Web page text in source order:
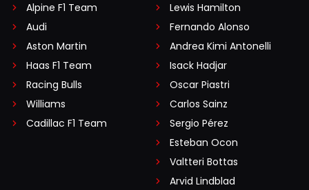
Alpine F1 Team
Audi
Aston Martin
Haas F1 Team
Racing Bulls
Williams
Cadillac F1 Team
Lewis Hamilton
Fernando Alonso
Andrea Kimi Antonelli
Isack Hadjar
Oscar Piastri
Carlos Sainz
Sergio Pérez
Esteban Ocon
Valtteri Bottas
Arvid Lindblad